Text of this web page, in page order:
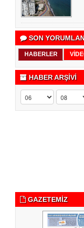
SON
HABERLER
HABER ARŞİVİ
GAZETEMİZ